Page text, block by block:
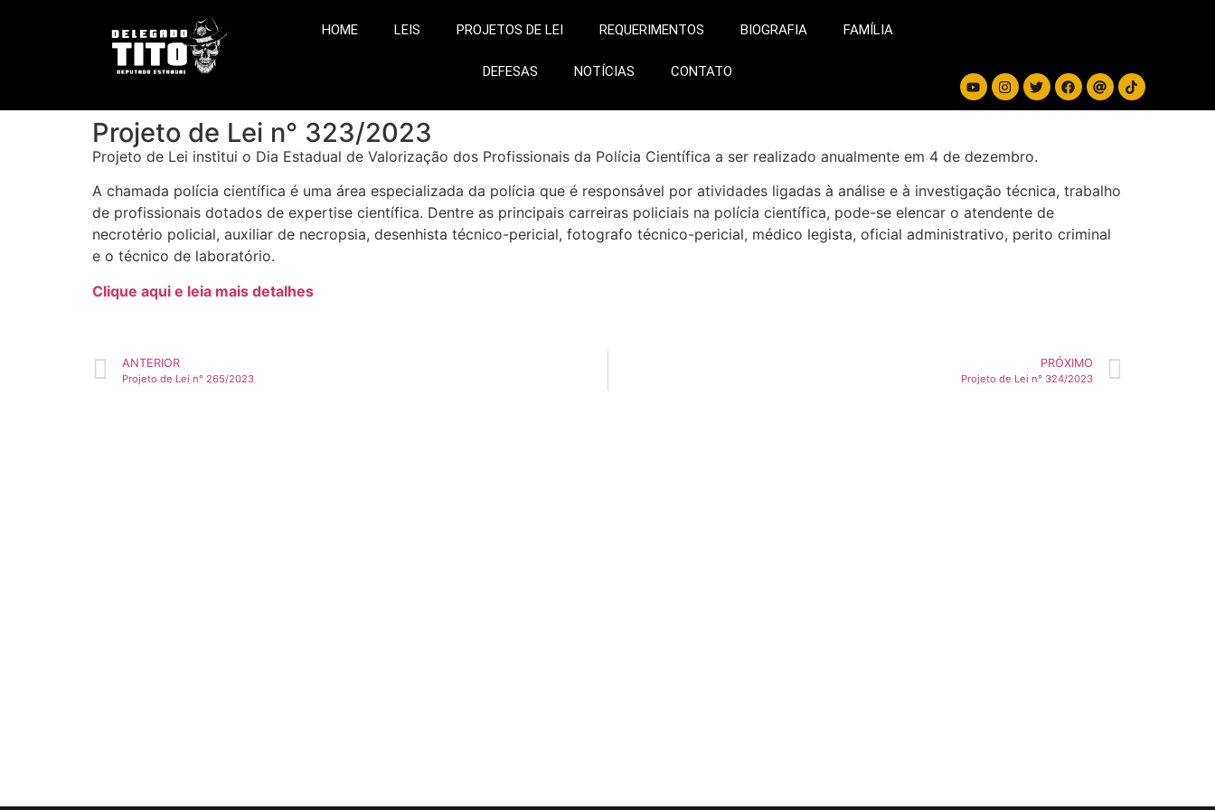
HOME LEIS PROJETOS DE LEI REQUERIMENTOS BIOGRAFIA FAMÍLIA
DEFESAS NOTÍCIAS CONTATO
Projeto de Lei n° 323/2023
Projeto de Lei institui o Dia Estadual de Valorização dos Profissionais da Polícia Científica a ser realizado anualmente em 4 de dezembro.
A chamada polícia científica é uma área especializada da polícia que é responsável por atividades ligadas à análise e à investigação técnica, trabalho
de profissionais dotados de expertise científica. Dentre as principais carreiras policiais na polícia científica, pode-se elencar o atendente de
necrotério policial, auxiliar de necropsia, desenhista técnico-pericial, fotografo técnico-pericial, médico legista, oficial administrativo, perito criminal
e o técnico de laboratório.
Clique aqui e leia mais detalhes
ANTERIOR
Projeto de Lei n° 265/2023
PRÓXIMO
Projeto de Lei n° 324/2023